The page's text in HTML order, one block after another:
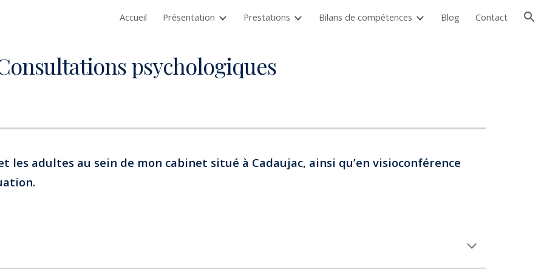
Skip to navigation
Accueil Présentation Prestations Bilans de compétences Blog Contact
psychologiques
les adultes au sein de mon cabinet situé à Cadaujac, ainsi qu’en visioconférence